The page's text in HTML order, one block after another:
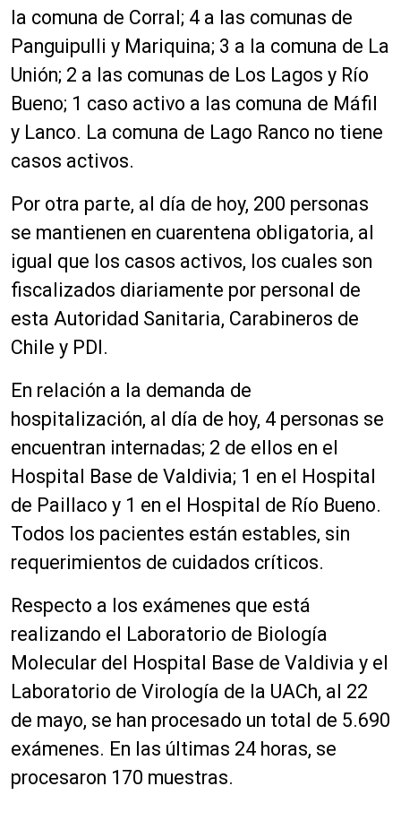
la comuna de Corral; 4 a las comunas de
Panguipulli y Mariquina; 3 a la comuna de La
Unión; 2 a las comunas de Los Lagos y Río
Bueno; 1 caso activo a las comuna de Máfil
y Lanco. La comuna de Lago Ranco no tiene
casos activos.
Por otra parte, al día de hoy, 200 personas
se mantienen en cuarentena obligatoria, al
igual que los casos activos, los cuales son
fiscalizados diariamente por personal de
esta Autoridad Sanitaria, Carabineros de
Chile y PDI.
En relación a la demanda de
hospitalización, al día de hoy, 4 personas se
encuentran internadas; 2 de ellos en el
Hospital Base de Valdivia; 1 en el Hospital
de Paillaco y 1 en el Hospital de Río Bueno.
Todos los pacientes están estables, sin
requerimientos de cuidados críticos.
Respecto a los exámenes que está
realizando el Laboratorio de Biología
Molecular del Hospital Base de Valdivia y el
Laboratorio de Virología de la UACh, al 22
de mayo, se han procesado un total de 5.690
exámenes. En las últimas 24 horas, se
procesaron 170 muestras.